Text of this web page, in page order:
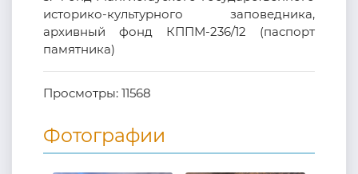
историко-культурного заповедника,
архивный фонд КППМ-236/12 (паспорт
памятника)
Просмотры: 11568
Фотографии